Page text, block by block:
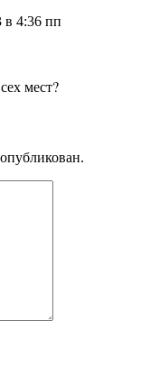
в 4:36 пп
мест?